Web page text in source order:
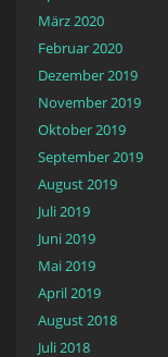
März 2020
Februar 2020
Dezember 2019
November 2019
Oktober 2019
September 2019
August 2019
Juli 2019
Juni 2019
Mai 2019
April 2019
August 2018
Juli 2018